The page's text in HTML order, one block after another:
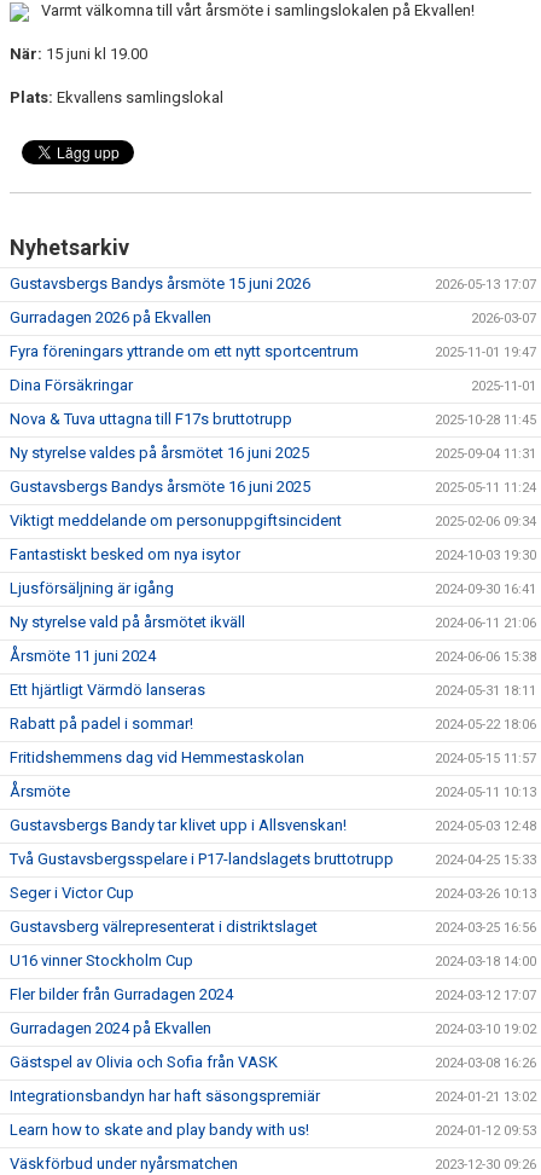
BILDGALLERI
KONTAKT
MEDLEM
Varmt välkomna till vårt årsmöte i samlingslokalen på Ekvallen!
När: 15 juni kl 19.00
Plats: Ekvallens samlingslokal
Nyhetsarkiv
Gustavsbergs Bandys årsmöte 15 juni 2026 2026-05-13 17:07
Gurradagen 2026 på Ekvallen 2026-03-07
Fyra föreningars yttrande om ett nytt sportcentrum 2025-11-01 19:47
Dina Försäkringar 2025-11-01
Nova & Tuva uttagna till F17s bruttotrupp 2025-10-28 11:45
Ny styrelse valdes på årsmötet 16 juni 2025 2025-09-04 11:31
Gustavsbergs Bandys årsmöte 16 juni 2025 2025-05-11 11:24
Viktigt meddelande om personuppgiftsincident 2025-02-06 09:34
Fantastiskt besked om nya isytor 2024-10-03 19:30
Ljusförsäljning är igång 2024-09-30 16:41
Ny styrelse vald på årsmötet ikväll 2024-06-11 21:06
Årsmöte 11 juni 2024 2024-06-06 15:38
Ett hjärtligt Värmdö lanseras 2024-05-31 18:11
Rabatt på padel i sommar! 2024-05-22 18:06
Fritidshemmens dag vid Hemmestaskolan 2024-05-15 11:57
Årsmöte 2024-05-11 10:13
Gustavsbergs Bandy tar klivet upp i Allsvenskan! 2024-05-03 12:48
Två Gustavsbergsspelare i P17-landslagets bruttotrupp 2024-04-25 15:33
Seger i Victor Cup 2024-03-26 10:13
Gustavsberg välrepresenterat i distriktslaget 2024-03-25 16:56
U16 vinner Stockholm Cup 2024-03-18 14:00
Fler bilder från Gurradagen 2024 2024-03-12 17:07
Gurradagen 2024 på Ekvallen 2024-03-10 19:02
Gästspel av Olivia och Sofia från VASK 2024-03-08 16:26
Integrationsbandyn har haft säsongspremiär 2024-01-21 13:02
Learn how to skate and play bandy with us! 2024-01-12 09:53
Väskförbud under nyårsmatchen 2023-12-30 09:26